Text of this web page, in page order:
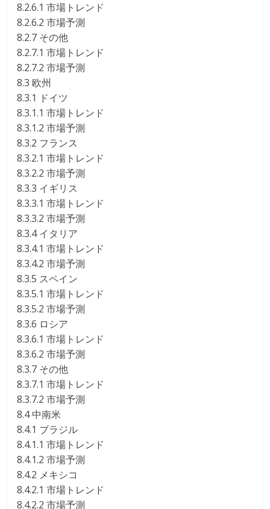
8.2.6.1 市場トレンド
8.2.6.2 市場予測
8.2.7 その他
8.2.7.1 市場トレンド
8.2.7.2 市場予測
8.3 欧州
8.3.1 ドイツ
8.3.1.1 市場トレンド
8.3.1.2 市場予測
8.3.2 フランス
8.3.2.1 市場トレンド
8.3.2.2 市場予測
8.3.3 イギリス
8.3.3.1 市場トレンド
8.3.3.2 市場予測
8.3.4 イタリア
8.3.4.1 市場トレンド
8.3.4.2 市場予測
8.3.5 スペイン
8.3.5.1 市場トレンド
8.3.5.2 市場予測
8.3.6 ロシア
8.3.6.1 市場トレンド
8.3.6.2 市場予測
8.3.7 その他
8.3.7.1 市場トレンド
8.3.7.2 市場予測
8.4 中南米
8.4.1 ブラジル
8.4.1.1 市場トレンド
8.4.1.2 市場予測
8.4.2 メキシコ
8.4.2.1 市場トレンド
8.4.2.2 市場予測